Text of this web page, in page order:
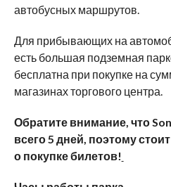
автобусных маршрутов.
Для прибывающих на
есть большая подземная
бесплатна при покупке на
магазинах торгового центра.
Обратите внимание, что
всего 5 дней, поэтому
о покупке билетов!